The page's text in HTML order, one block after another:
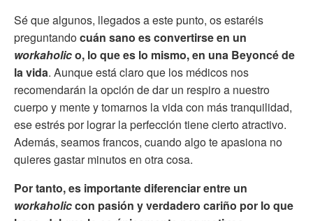
Sé que algunos, llegados a este punto, os estaréis
preguntandocuán sano es convertirse en un
workaholico, lo que es lo mismo, en una Beyoncé de
la vida. Aunque está claro que los médicos nos
recomendarán la opción de dar un respiro a nuestro
cuerpo y mente y tomarnos la vida con más tranquilidad,
ese estrés por lograr la perfección tiene cierto atractivo.
Además, seamos francos, cuando algo te apasiona no
quieres gastar minutos en otra cosa.
Por tanto, es importante diferenciar entre un
workaholiccon pasión y verdadero cariño por lo que